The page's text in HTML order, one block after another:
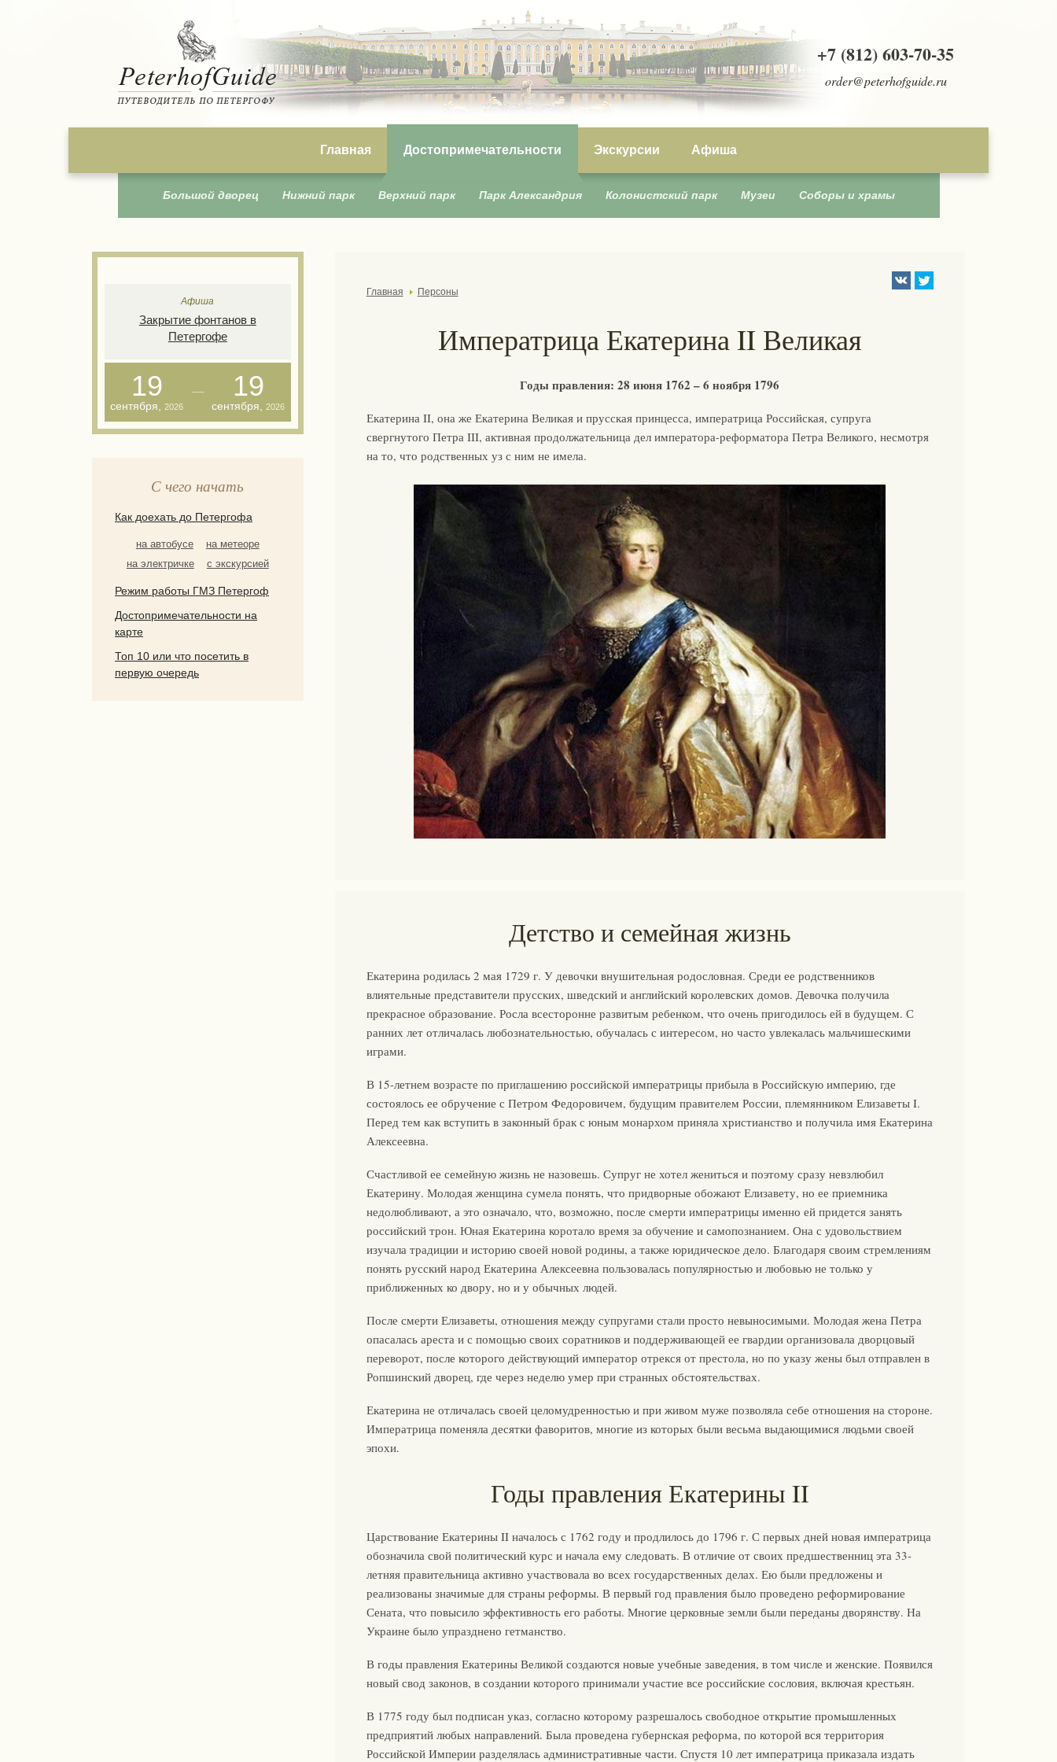
PeterhofGuide
ПУТЕВОДИТЕЛЬ ПО
+7 (812) 603-70-35
order@peterhofguide.ru
Главная Достопримечательности Экскурсии Афиша
Большой дворец Нижний парк Верхний парк Парк Александрия Колонистский парк Музеи Соборы и храмы
Главная Персоны
Императрица Екатерина II Великая
Годы правления: 28 июня 1762 – 6 ноября 1796
Екатерина II, она же Екатерина Великая и прусская принцесса, императрица Российская, супруга
свергнутого Петра III, активная продолжательница дел императора-реформатора Петра Великого, несмотря
на то, что родственных уз с ним не имела.
Детство и семейная жизнь
Екатерина родилась 2 мая 1729 г. У девочки внушительная родословная. Среди ее родственников
влиятельные представители прусских, шведский и английский королевских домов. Девочка получила
прекрасное образование. Росла всесторонне развитым ребенком, что очень пригодилось ей в будущем. С
ранних лет отличалась любознательностью, обучалась с интересом, но часто увлекалась мальчишескими
играми.
В 15-летнем возрасте по приглашению российской императрицы прибыла в Российскую империю, где
состоялось ее обручение с Петром Федоровичем, будущим правителем России, племянником Елизаветы I.
Перед тем как вступить в законный брак с юным монархом приняла христианство и получила имя Екатерина
Алексеевна.
Счастливой ее семейную жизнь не назовешь. Супруг не хотел жениться и поэтому сразу невзлюбил
Екатерину. Молодая женщина сумела понять, что придворные обожают Елизавету, но ее приемника
недолюбливают, а это означало, что, возможно, после смерти императрицы именно ей придется занять
российский трон. Юная Екатерина коротало время за обучение и самопознанием. Она с удовольствием
изучала традиции и историю своей новой родины, а также юридическое дело. Благодаря своим стремлениям
понять русский народ Екатерина Алексеевна пользовалась популярностью и любовью не только у
приближенных ко двору, но и у обычных людей.
После смерти Елизаветы, отношения между супругами стали просто невыносимыми. Молодая жена Петра
опасалась ареста и с помощью своих соратников и поддерживающей ее гвардии организовала дворцовый
переворот, после которого действующий император отрекся от престола, но по указу жены был отправлен в
Ропшинский дворец, где через неделю умер при странных обстоятельствах.
Екатерина не отличалась своей целомудренностью и при живом муже позволяла себе отношения на стороне.
Императрица поменяла десятки фаворитов, многие из которых были весьма выдающимися людьми своей
эпохи.
Годы правления Екатерины II
Царствование Екатерины II началось с 1762 году и продлилось до 1796 г. С первых дней новая императрица
обозначила свой политический курс и начала ему следовать. В отличие от своих предшественниц эта 33-
летняя правительница активно участвовала во всех государственных делах. Ею были предложены и
реализованы значимые для страны реформы. В первый год правления было проведено реформирование
Сената, что повысило эффективность его работы. Многие церковные земли были переданы дворянству. На
Украине было упразднено гетманство.
В годы правления Екатерины Великой создаются новые учебные заведения, в том числе и женские. Появился
новый свод законов, в создании которого принимали участие все российские сословия, включая крестьян.
В 1775 году был подписан указ, согласно которому разрешалось свободное открытие промышленных
предприятий любых направлений. Была проведена губернская реформа, по которой вся территория
Российской Империи разделялась административные части. Спустя 10 лет императрица приказала издать
Афиша
Закрытие фонтанов в
Петергофе
19
сентября 2026
19
сентября 2026
С чего начать
Как доехать до Петергофа
на автобусе
на метеоре
на электричке
с экскурсией
Режим работы ГМЗ Петергоф
Достопримечательности на
карте
Топ 10 или что посетить в
первую очередь